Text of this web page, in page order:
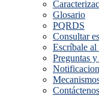
Glosario
PQRDS
Consultar
Escríbale al
Preguntas y
Contáctenos